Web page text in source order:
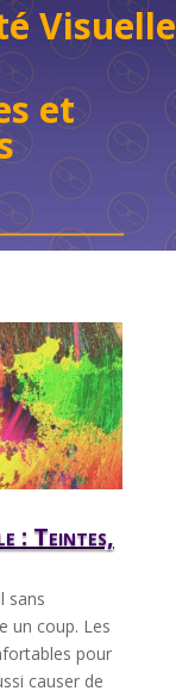
Visuelle
et
: Teintes,
sans
un coup. Les
pour
causer de